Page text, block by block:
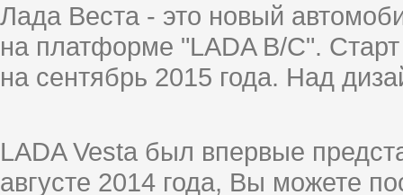
Лада Веста - это новый
на платформе "LADA B/C".
на сентябрь 2015 года. Над
LADA Vesta был впервые
августе 2014 года, Вы можете